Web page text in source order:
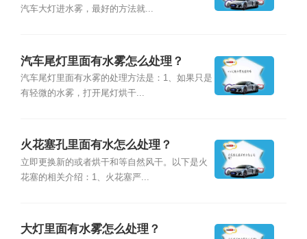
汽车大灯进水雾，最好的方法就...
汽车尾灯里面有水雾怎么处理？
汽车尾灯里面有水雾的处理方法是：1、如果只是
有轻微的水雾，打开尾灯烘干...
火花塞孔里面有水怎么处理？
立即更换新的或者烘干和等自然风干。以下是火
花塞的相关介绍：1、火花塞严...
大灯里面有水雾怎么处理？